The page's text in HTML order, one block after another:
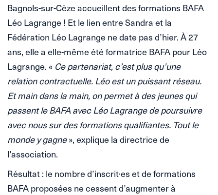
Bagnols-sur-Cèze accueillent des formations BAFA
Léo Lagrange ! Et le lien entre Sandra et la
Fédération Léo Lagrange ne date pas d’hier. À 27
ans, elle a elle-même été formatrice BAFA pour Léo
Lagrange. « Ce partenariat, c’est plus qu’une
relation contractuelle. Léo est un puissant réseau.
Et main dans la main, on permet à des jeunes qui
passent le BAFA avec Léo Lagrange de poursuivre
avec nous sur des formations qualifiantes. Tout le
monde y gagne», explique la directrice de
l’association.
Résultat : le nombre d’inscrit·es et de formations
BAFA proposées ne cessent d’augmenter à